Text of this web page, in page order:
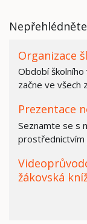
Nepřehlédněte
Organizace
Období
začne ve všech
Prezentace
Seznamte se s
prostřednictvím
žákovská